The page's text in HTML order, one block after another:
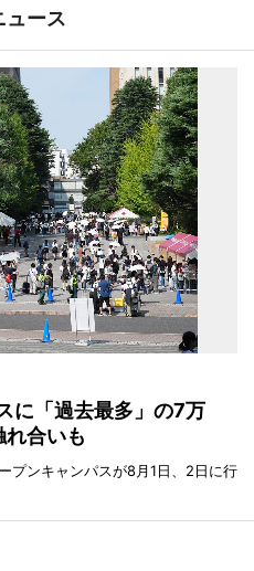
ュース
に「過去最多」の7万
合いも
プンキャンパスが8月1日、2日に行